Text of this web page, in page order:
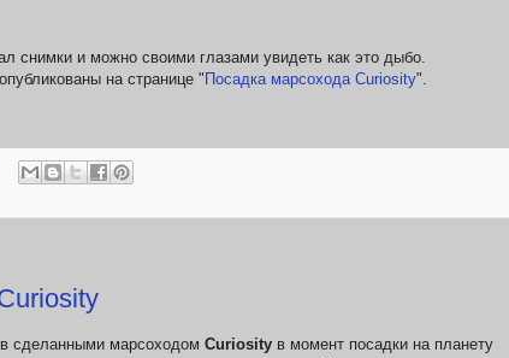
снимки и можно своими глазами увидеть как это дыбо.
на странице " Посадка марсохода Curiosity".
сделанными марсоходом Curiosity в момент посадки на планету